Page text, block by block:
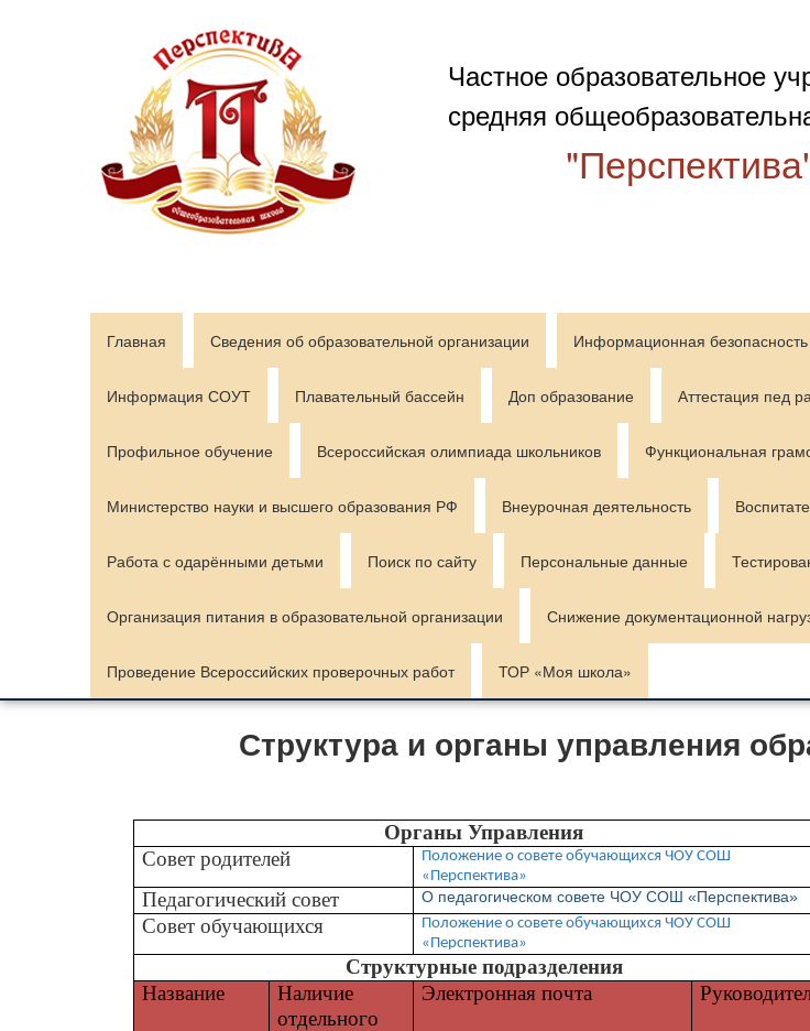
Частное образовательное
средняя
Главная Сведения об образовательной организации Информационная безопасность
Информация СОУТ Плавательный бассейн Доп образование Аттестация пед
Профильное обучение Всероссийская олимпиада школьников Функциональная
Министерство науки и высшего образования РФ Внеурочная деятельность
Работа с одарёнными детьми Поиск по сайту Персональные данные
Организация питания в образовательной организации Снижение документационной
Проведение Всероссийских проверочных работ ТОР «Моя школа»
Структура и органы управления
Органы Управления
Совет родителей
Положение о совете обучающихся ЧОУ СОШ
«Перспектива»
Педагогический совет О педагогическом совете ЧОУ СОШ «Перспектива»
Совет обучающихся
Положение о совете обучающихся ЧОУ СОШ
«Перспектива»
Структурные подразделения
Название
Наличие
отдельного
Электронная почта